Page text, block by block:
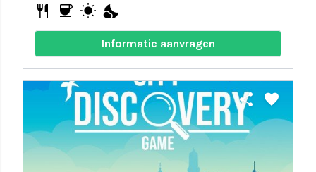
restaurant coffee wb_sunny nights_stay
Informatie aanvragen
share favorite